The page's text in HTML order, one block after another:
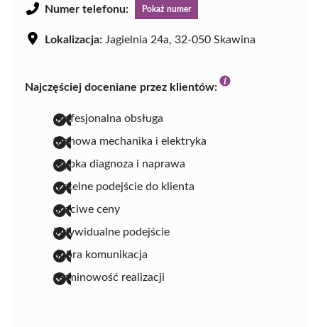
Numer telefonu: Pokaż numer
Lokalizacja: Jagielnia 24a, 32-050 Skawina
Najczęściej doceniane przez klientów:
profesjonalna obsługa
fachowa mechanika i elektryka
szybka diagnoza i naprawa
rzetelne podejście do klienta
uczciwe ceny
indywidualne podejście
dobra komunikacja
terminowość realizacji